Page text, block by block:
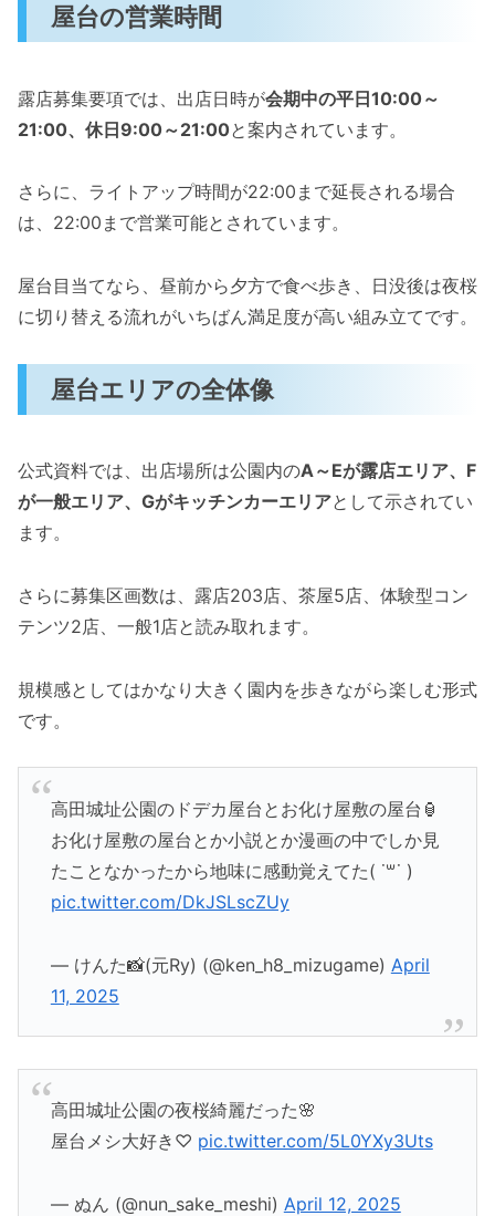
屋台の営業時間
露店募集要項では、出店日時が会期中の平日10:00～
21:00、休日9:00～21:00と案内されています。
さらに、ライトアップ時間が22:00まで延長される場合
は、22:00まで営業可能とされています。
屋台目当てなら、昼前から夕方で食べ歩き、日没後は夜桜
に切り替える流れがいちばん満足度が高い組み立てです。
屋台エリアの全体像
公式資料では、出店場所は公園内のA～Eが露店エリア、F
が一般エリア、Gがキッチンカーエリアとして示されてい
ます。
さらに募集区画数は、露店203店、茶屋5店、体験型コン
テンツ2店、一般1店と読み取れます。
規模感としてはかなり大きく園内を歩きながら楽しむ形式
です。
高田城址公園のドデカ屋台とお化け屋敷の屋台🏮
お化け屋敷の屋台とか小説とか漫画の中でしか見
たことなかったから地味に感動覚えてた( ˙꒳​˙ )
pic.twitter.com/DkJSLscZUy
— けんた📸(元Ry) (@ken_h8_mizugame) April
11, 2025
高田城址公園の夜桜綺麗だった🌸
屋台メシ大好き♡ pic.twitter.com/5L0YXy3Uts
— ぬん (@nun_sake_meshi) April 12, 2025